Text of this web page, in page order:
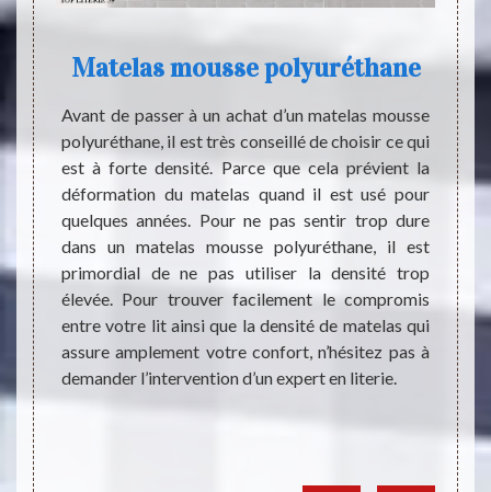
des
et le
déjà
à
Si
de
anti-
Matelas mousse polyuréthane
Avant de passer à un achat d’un matelas mousse
polyuréthane, il est très conseillé de choisir ce qui
est à forte densité. Parce que cela prévient la
déformation du matelas quand il est usé pour
quelques années. Pour ne pas sentir trop dure
dans un matelas mousse polyuréthane, il est
primordial de ne pas utiliser la densité trop
élevée. Pour trouver facilement le compromis
entre votre lit ainsi que la densité de matelas qui
assure amplement votre confort, n’hésitez pas à
demander l’intervention d’un expert en literie.
Le
le
de
vous